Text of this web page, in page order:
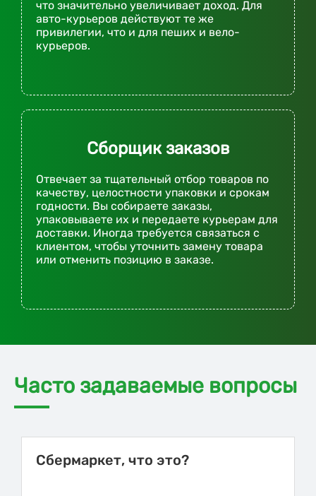
что значительно увеличивает доход. Для
авто-курьеров действуют те же
привилегии, что и для пеших и вело-
курьеров.
Сборщик заказов
Отвечает за тщательный отбор товаров по
качеству, целостности упаковки и срокам
годности. Вы собираете заказы,
упаковываете их и передаете курьерам для
доставки. Иногда требуется связаться с
клиентом, чтобы уточнить замену товара
или отменить позицию в заказе.
Часто задаваемые вопросы
Сбермаркет, что это?